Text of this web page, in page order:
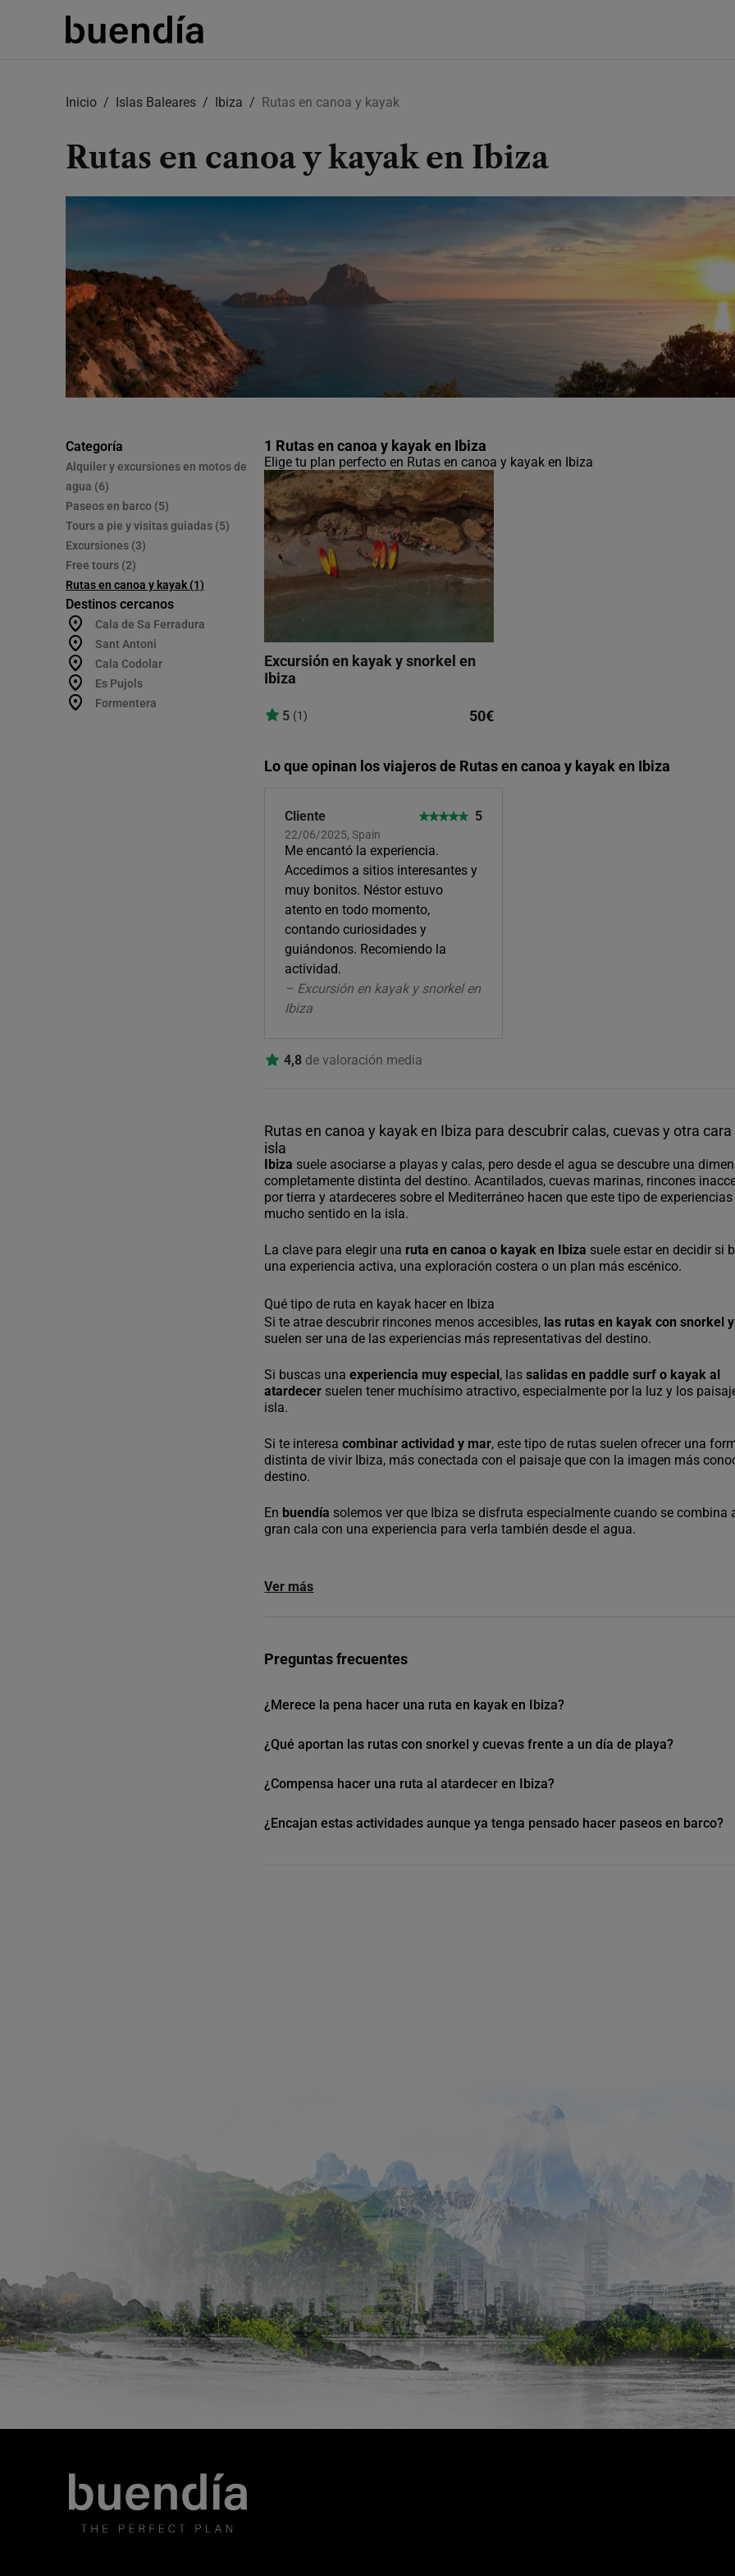
Inicio Islas Baleares Ibiza Rutas en canoa y kayak
Rutas en canoa y kayak en Ibiza
Categoría
Alquiler y excursiones en motos de
agua (6)
Paseos en barco (5)
Tours a pie y visitas guiadas (5)
Excursiones (3)
Free tours (2)
Rutas en canoa y kayak (1)
Destinos cercanos
Cala de Sa Ferradura
Sant Antoni
Cala Codolar
Es Pujols
Formentera
1 Rutas en canoa y kayak en Ibiza
Elige tu plan perfecto en Rutas en canoa y kayak en Ibiza
Excursión en kayak y snorkel en
Ibiza
5 (1) 50€
Lo que opinan los viajeros de Rutas en canoa y kayak en Ibiza
Cliente
22/06/2025, Spain
5
Me encantó la experiencia.
Accedimos a sitios interesantes y
muy bonitos. Néstor estuvo
atento en todo momento,
contando curiosidades y
guiándonos. Recomiendo la
actividad.
– Excursión en kayak y snorkel en
Ibiza
4,8 de valoración media
Rutas en canoa y kayak en Ibiza para descubrir calas, cuevas y otra cara
isla
Ibiza suele asociarse a playas y calas, pero desde el agua se descubre una
completamente distinta del destino. Acantilados, cuevas marinas, rincones
por tierra y atardeceres sobre el Mediterráneo hacen que este tipo de
mucho sentido en la isla.
La clave para elegir una ruta en canoa o kayak en Ibiza suele estar en decidir si
una experiencia activa, una exploración costera o un plan más escénico.
Qué tipo de ruta en kayak hacer en Ibiza
Si te atrae descubrir rincones menos accesibles, las rutas en kayak con snorkel
suelen ser una de las experiencias más representativas del destino.
Si buscas unaexperiencia muy especial, lassalidas en paddle surf o kayak al
atardecer suelen tener muchísimo atractivo, especialmente por la luz y los
isla.
Si te interesacombinar actividad y mar, este tipo de rutas suelen ofrecer una
distinta de vivir Ibiza, más conectada con el paisaje que con la imagen más
destino.
En buendía solemos ver que Ibiza se disfruta especialmente cuando se combina
gran cala con una experiencia para verla también desde el agua.
Ver más
Preguntas frecuentes
¿Merece la pena hacer una ruta en kayak en Ibiza?
¿Qué aportan las rutas con snorkel y cuevas frente a un día de playa?
¿Compensa hacer una ruta al atardecer en Ibiza?
¿Encajan estas actividades aunque ya tenga pensado hacer paseos en barco?